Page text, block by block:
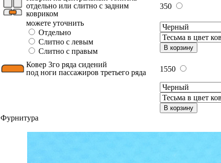
отдельно или слитно с задним
ковриком
350
можете уточнить
Отдельно
Слитно с левым
Слитно с правым
В корзину
Ковер 3го ряда сидений
под ноги пассажиров третьего ряда
1550
В корзину
Фурнитура